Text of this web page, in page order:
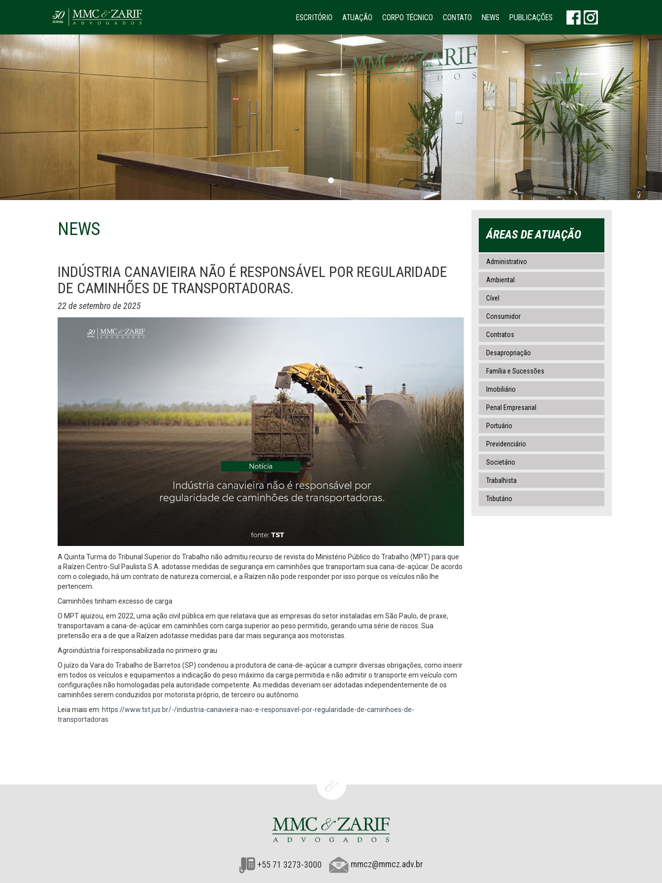
ESCRITÓRIO ATUAÇÃO CORPO TÉCNICO CONTATO NEWS PUBLICAÇÕES
NEWS
INDÚSTRIA CANAVIEIRA NÃO É RESPONSÁVEL POR REGULARIDADE
DE CAMINHÕES DE TRANSPORTADORAS.
22 de setembro de 2025
A Quinta Turma do Tribunal Superior do Trabalho não admitiu recurso de revista do Ministério Público do Trabalho (MPT) para que
a Raízen Centro-Sul Paulista S.A. adotasse medidas de segurança em caminhões que transportam sua cana-de-açúcar. De acordo
com o colegiado, há um contrato de natureza comercial, e a Raízen não pode responder por isso porque os veículos não lhe
pertencem.
Caminhões tinham excesso de carga
O MPT ajuizou, em 2022, uma ação civil pública em que relatava que as empresas do setor instaladas em São Paulo, de praxe,
transportavam a cana-de-açúcar em caminhões com carga superior ao peso permitido, gerando uma série de riscos. Sua
pretensão era a de que a Raízen adotasse medidas para dar mais segurança aos motoristas.
Agroindústria foi responsabilizada no primeiro grau
O juízo da Vara do Trabalho de Barretos (SP) condenou a produtora de cana-de-açúcar a cumprir diversas obrigações, como inserir
em todos os veículos e equipamentos a indicação do peso máximo da carga permitida e não admitir o transporte em veículo com
configurações não homologadas pela autoridade competente. As medidas deveriam ser adotadas independentemente de os
caminhões serem conduzidos por motorista próprio, de terceiro ou autônomo.
Leia mais em: https://www.tst.jus.br/-/industria-canavieira-nao-e-responsavel-por-regularidade-de-caminhoes-de-
transportadoras
ÁREAS DE ATUAÇÃO
Administrativo
Ambiental
Cível
Consumidor
Contratos
Desapropriação
Família e Sucessões
Imobiliário
Penal Empresarial
Portuário
Previdenciário
Societário
Trabalhista
Tributário
+55 71 3273-3000 mmcz@mmcz.adv.br